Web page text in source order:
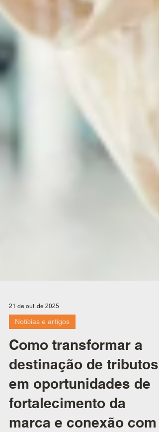
21 de out. de 2025
Notícias e artigos
Como transformar a
destinação de tributos
em oportunidades de
fortalecimento da